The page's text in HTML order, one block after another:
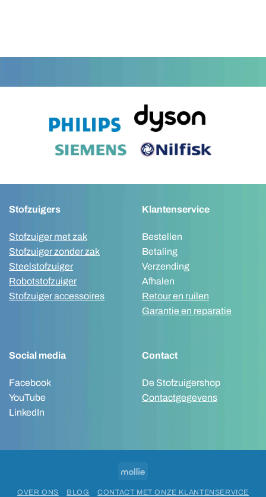
Stofzuigers
Stofzuiger met zak
Stofzuiger zonder zak
Steelstofzuiger
Robotstofzuiger
Stofzuiger accessoires
Klantenservice
Bestellen
Betaling
Verzending
Afhalen
Retour en ruilen
Garantie en reparatie
Social media
Facebook
YouTube
LinkedIn
Contact
De Stofzuigershop
Contactgegevens
Mollie
OVER ONS BLOG CONTACT MET ONZE KLANTENSERVICE